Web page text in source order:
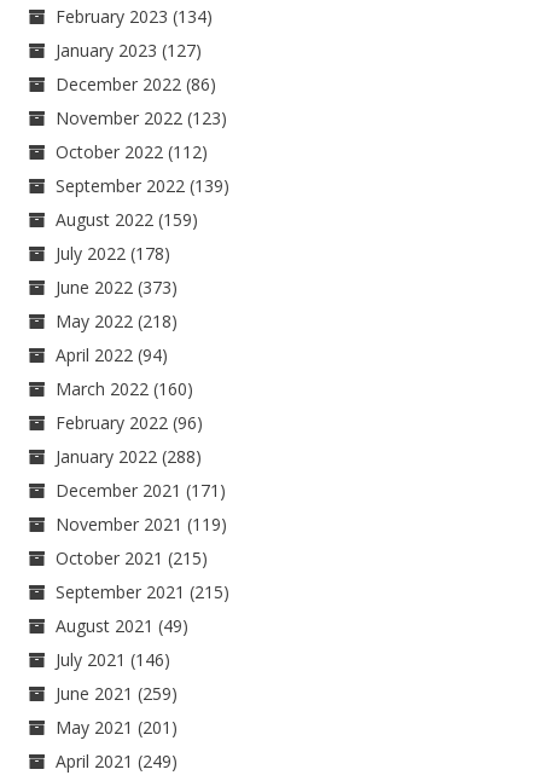
February 2023 (134)
January 2023 (127)
December 2022 (86)
November 2022 (123)
October 2022 (112)
September 2022 (139)
August 2022 (159)
July 2022 (178)
June 2022 (373)
May 2022 (218)
April 2022 (94)
March 2022 (160)
February 2022 (96)
January 2022 (288)
December 2021 (171)
November 2021 (119)
October 2021 (215)
September 2021 (215)
August 2021 (49)
July 2021 (146)
June 2021 (259)
May 2021 (201)
April 2021 (249)